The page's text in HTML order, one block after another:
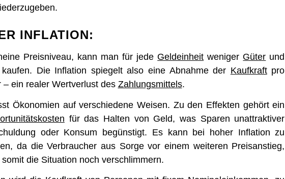
INFLATION:
Preisniveau, kann man für jede Geldeinheit weniger Güter und
kaufen. Die Inflation spiegelt also eine Abnahme der Kaufkraftpro
– ein realer Wertverlust des Zahlungsmittels.
Ökonomien auf verschiedene Weisen. Zu den Effekten gehört ein
für das Halten von Geld, was Sparen unattraktiver
oder Konsum begünstigt. Es kann bei hoher Inflation zu
da die Verbraucher aus Sorge vor einem weiteren Preisanstieg,
die Situation noch verschlimmern.